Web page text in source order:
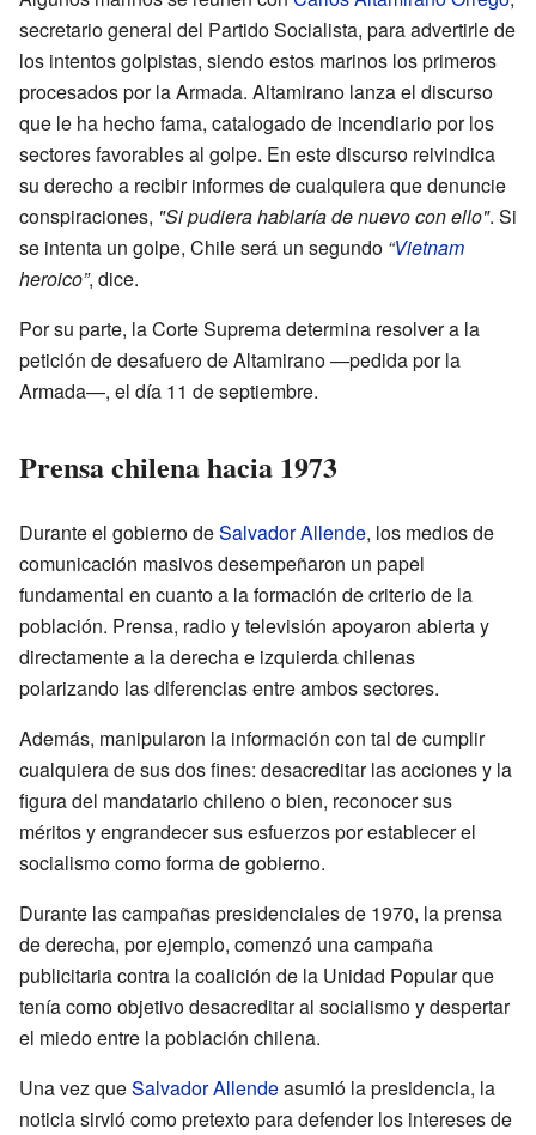
secretario general del Partido Socialista, para advertirle de
los intentos golpistas, siendo estos marinos los primeros
procesados por la Armada. Altamirano lanza el discurso
que le ha hecho fama, catalogado de incendiario por los
sectores favorables al golpe. En este discurso reivindica
su derecho a recibir informes de cualquiera que denuncie
conspiraciones, "Si pudiera hablaría de nuevo con ello". Si
se intenta un golpe, Chile será un segundo “Vietnam
heroico”, dice.
Por su parte, la Corte Suprema determina resolver a la
petición de desafuero de Altamirano —pedida por la
Armada—, el día 11 de septiembre.
Prensa chilena hacia 1973
Durante el gobierno deSalvador Allende, los medios de
comunicación masivos desempeñaron un papel
fundamental en cuanto a la formación de criterio de la
población. Prensa, radio y televisión apoyaron abierta y
directamente a la derecha e izquierda chilenas
polarizando las diferencias entre ambos sectores.
Además, manipularon la información con tal de cumplir
cualquiera de sus dos fines: desacreditar las acciones y la
figura del mandatario chileno o bien, reconocer sus
méritos y engrandecer sus esfuerzos por establecer el
socialismo como forma de gobierno.
Durante las campañas presidenciales de 1970, la prensa
de derecha, por ejemplo, comenzó una campaña
publicitaria contra la coalición de la Unidad Popular que
tenía como objetivo desacreditar al socialismo y despertar
el miedo entre la población chilena.
Una vez queSalvador Allendeasumió la presidencia, la
noticia sirvió como pretexto para defender los intereses de